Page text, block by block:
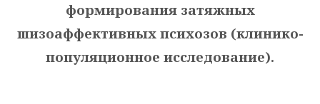
формирования затяжных
шизоаффективных психозов (клинико-
популяционное исследование).